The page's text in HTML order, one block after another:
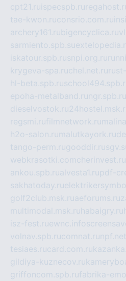
cpt21.ru ispecspb.ru
tae-kwon.ruconsrio.com.ru
archery161.rubigencyclica.ru
sarmiento.spb.su
iskatour.spb.rusnpi.org.ru
krygeva-spa.ruchel.net.ru
hl-beta.spb.ru
epoha-metalband.ru ngr.spb.ru
dieselvostok.ru
regsmi.rufilmnetwork.ru
h2o-salon.ru malutkayork.ru
tango-perm.rugooddir.ru
webkrasotki.comcherinvest.ru
ankou.spb.rualvesta1.rupdf-
sakhatoday.ru
golf2club.msk.ruaeforums.ru
multimodal.msk.ru habaigry.ru
isz-fest.ruewnc.info
volnav.spb.rucomnat.ru
tesiaes.rucard.com.ru
gildiya-kuznecov.ru
griffoncom.spb.rufabrika-